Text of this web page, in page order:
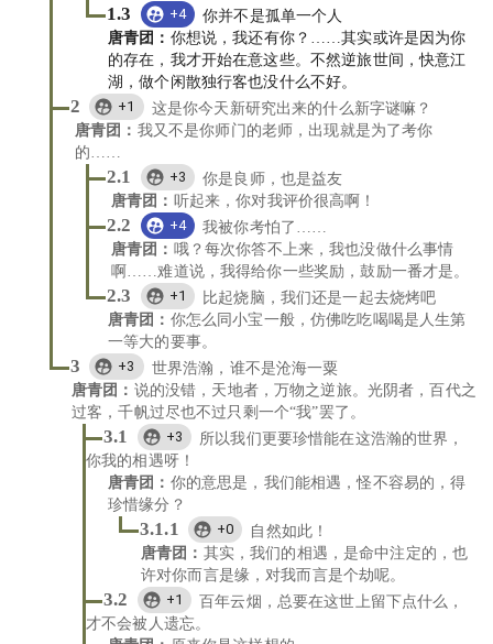
1.3 +4
你并不是孤单一个人
唐青团 ： 你想说，我还有你？……其实或许是因为你
的存在，我才开始在意这些。不然逆旅世间，快意江
湖，做个闲散独行客也没什么不好。
2 +1
这是你今天新研究出来的什么新字谜嘛？
唐青团 ： 我又不是你师门的老师，出现就是为了考你
的……
2.1 +3
你是良师，也是益友
唐青团 ： 听起来，你对我评价很高啊！
2.2 +4
我被你考怕了……
唐青团 ： 哦？每次你答不上来，我也没做什么事情
啊……难道说，我得给你一些奖励，鼓励一番才是。
2.3 +1
比起烧脑，我们还是一起去烧烤吧
唐青团 ： 你怎么同小宝一般，仿佛吃吃喝喝是人生第
一等大的要事。
3 +3
世界浩瀚，谁不是沧海一粟
唐青团 ： 说的没错，天地者，万物之逆旅。光阴者，百代之
过客，千帆过尽也不过只剩一个“我”罢了。
3.1 +3
所以我们更要珍惜能在这浩瀚的世界，
你我的相遇呀！
唐青团 ： 你的意思是，我们能相遇，怪不容易的，得
珍惜缘分？
3.1.1 +0
自然如此！
唐青团 ： 其实，我们的相遇，是命中注定的，也
许对你而言是缘，对我而言是个劫呢。
3.2 +1
百年云烟，总要在这世上留下点什么，
才不会被人遗忘。